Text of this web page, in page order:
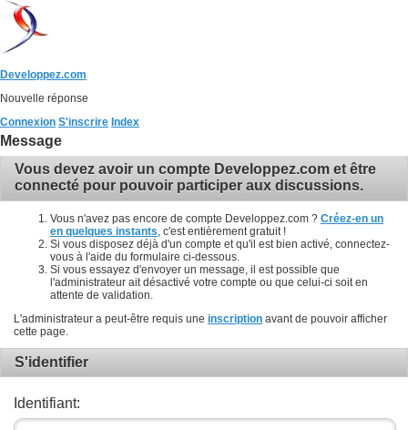
Developpez.com
Nouvelle réponse
Connexion S'inscrire Index
Message
Vous devez avoir un compte Developpez.com et être
connecté pour pouvoir participer aux discussions.
Vous n'avez pas encore de compte Developpez.com ? Créez-en un
en quelques instants , c'est entièrement gratuit !
Si vous disposez déjà d'un compte et qu'il est bien activé, connectez-
vous à l'aide du formulaire ci-dessous.
Si vous essayez d'envoyer un message, il est possible que
l'administrateur ait désactivé votre compte ou que celui-ci soit en
attente de validation.
L'administrateur a peut-être requis une inscription avant de pouvoir afficher
cette page.
S'identifier
Identifiant: